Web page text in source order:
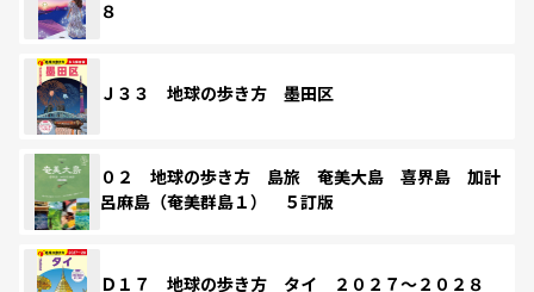
８
Ｊ３３ 地球の歩き方 墨田区
０２ 地球の歩き方 島旅 奄美大島 喜界島 加計
呂麻島（奄美群島１） ５訂版
Ｄ１７ 地球の歩き方 タイ ２０２７～２０２８